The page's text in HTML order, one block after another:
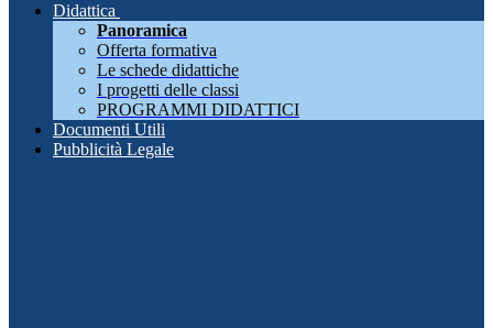
Didattica
Panoramica
Offerta formativa
Le schede didattiche
I progetti delle classi
PROGRAMMI DIDATTICI
Documenti Utili
Pubblicità Legale